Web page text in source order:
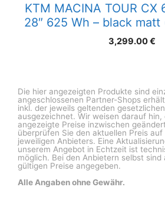
KTM MACINA TOUR CX
28″ 625 Wh – black
3,299.00€
Die hier angezeigten Produkte sind
angeschlossenen Partner-Shops
inkl. der jeweils geltenden
ausgezeichnet. Wir weisen darauf hin,
angezeigte Preise inzwischen
überprüfen Sie den aktuellen Preis
jeweiligen Anbieters. Eine
unserem Angebot in Echtzeit ist
möglich. Bei den Anbietern selbst sind
gültigen Preise angegeben.
Alle Angaben ohne Gewähr.